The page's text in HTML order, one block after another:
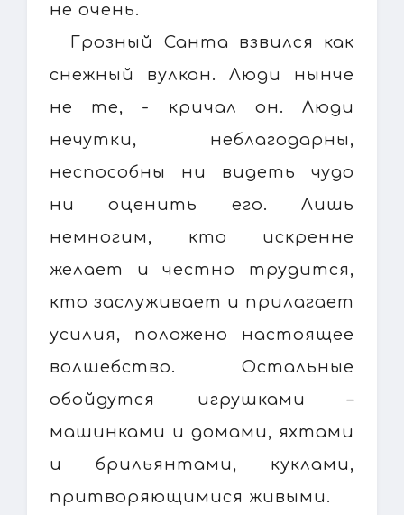
не очень.
Грозный Санта взвился как
снежный вулкан. Люди нынче
не те, - кричал он. Люди
нечутки, неблагодарны,
неспособны ни видеть чудо
ни оценить его. Лишь
немногим, кто искренне
желает и честно трудится,
кто заслуживает и прилагает
усилия, положено настоящее
волшебство. Остальные
обойдутся игрушками –
машинками и домами, яхтами
и брильянтами, куклами,
притворяющимися живыми.